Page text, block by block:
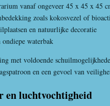
vanaf ongeveer 45 x 45 x 45
zoals kokosvezel of
en natuurlijke decoratie
ondiepe waterbak
met voldoende
en een gevoel van
en luchtvochtigheid